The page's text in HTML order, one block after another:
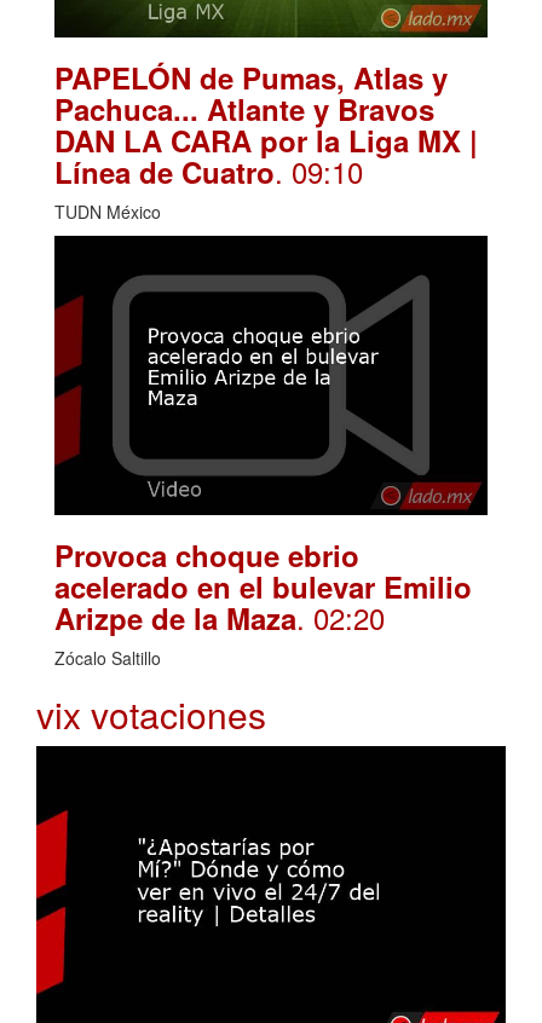
PAPELÓN de Pumas, Atlas y
Pachuca... Atlante y Bravos
DAN LA CARA por la Liga MX |
Línea de Cuatro. 09:10
TUDN México
Provoca choque ebrio
acelerado en el bulevar Emilio
Arizpe de la Maza. 02:20
Zócalo Saltillo
vix votaciones